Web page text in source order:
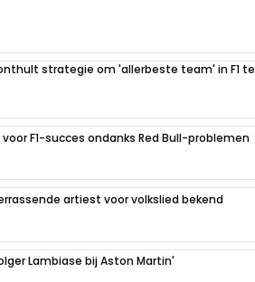
strategie om 'allerbeste team' in F1 te
F1-succes ondanks Red Bull-problemen
artiest voor volkslied bekend
Lambiase bij Aston Martin'